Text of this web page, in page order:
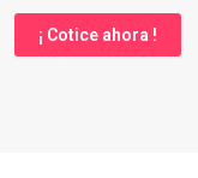
¡ Cotice ahora !